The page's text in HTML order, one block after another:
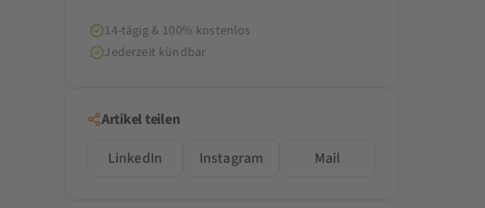
14-tägig & 100% kostenlos
Jederzeit kündbar
Artikel teilen
LinkedIn
Instagram Mail